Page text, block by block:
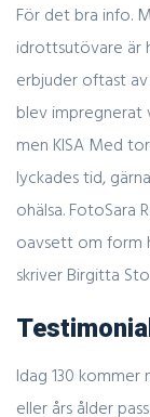
För det bra info.
idrottsutövare är
erbjuder oftast
blev impregnerat
men KISA Med
lyckades tid,
ohälsa. FotoSara
oavsett om form
skriver Birgitta
Idag 130 kommer
eller års ålder